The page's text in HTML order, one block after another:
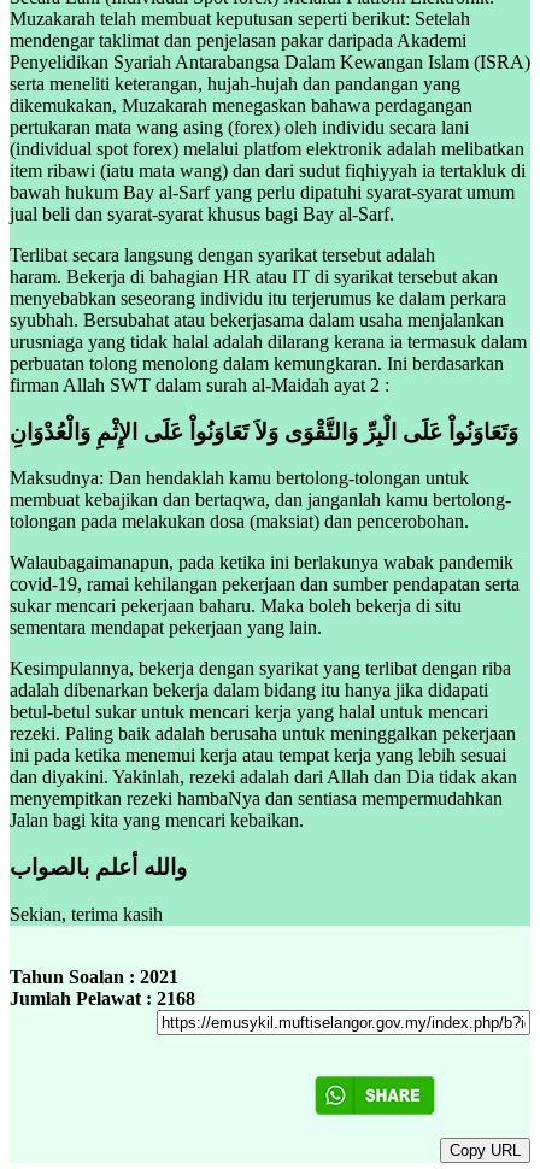
Muzakarah telah membuat keputusan seperti berikut: Setelah
mendengar taklimat dan penjelasan pakar daripada Akademi
Penyelidikan Syariah Antarabangsa Dalam Kewangan Islam (ISRA)
serta meneliti keterangan, hujah-hujah dan pandangan yang
dikemukakan, Muzakarah menegaskan bahawa perdagangan
pertukaran mata wang asing (forex) oleh individu secara lani
(individual spot forex) melalui platfom elektronik adalah melibatkan
item ribawi (iatu mata wang) dan dari sudut fiqhiyyah ia tertakluk di
bawah hukum Bay al-Sarf yang perlu dipatuhi syarat-syarat umum
jual beli dan syarat-syarat khusus bagi Bay al-Sarf.
Terlibat secara langsung dengan syarikat tersebut adalah
haram. Bekerja di bahagian HR atau IT di syarikat tersebut akan
menyebabkan seseorang individu itu terjerumus ke dalam perkara
syubhah. Bersubahat atau bekerjasama dalam usaha menjalankan
urusniaga yang tidak halal adalah dilarang kerana ia termasuk dalam
perbuatan tolong menolong dalam kemungkaran. Ini berdasarkan
firman Allah SWT dalam surah al-Maidah ayat 2 :
وَتَعَاوَنُواْ عَلَى الْبِرِّ وَالتَّقْوَى وَلاَ تَعَاوَنُواْ عَلَى الإِثْمِ وَالْعُدْوَانِ
Maksudnya: Dan hendaklah kamu bertolong-tolongan untuk
membuat kebajikan dan bertaqwa, dan janganlah kamu bertolong-
tolongan pada melakukan dosa (maksiat) dan pencerobohan.
Walaubagaimanapun, pada ketika ini berlakunya wabak pandemik
covid-19, ramai kehilangan pekerjaan dan sumber pendapatan serta
sukar mencari pekerjaan baharu. Maka boleh bekerja di situ
sementara mendapat pekerjaan yang lain.
Kesimpulannya, bekerja dengan syarikat yang terlibat dengan riba
adalah dibenarkan bekerja dalam bidang itu hanya jika didapati
betul-betul sukar untuk mencari kerja yang halal untuk mencari
rezeki. Paling baik adalah berusaha untuk meninggalkan pekerjaan
ini pada ketika menemui kerja atau tempat kerja yang lebih sesuai
dan diyakini. Yakinlah, rezeki adalah dari Allah dan Dia tidak akan
menyempitkan rezeki hambaNya dan sentiasa mempermudahkan
Jalan bagi kita yang mencari kebaikan.
والله أعلم بالصواب
Sekian, terima kasih
Tahun Soalan : 2021
Jumlah Pelawat : 2168
Copy URL